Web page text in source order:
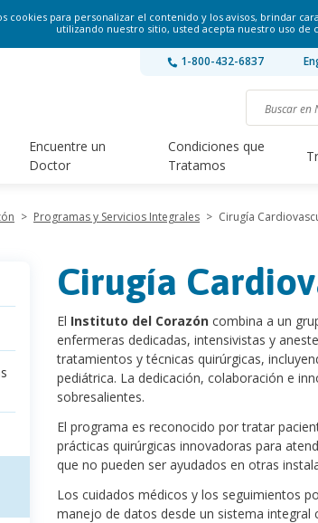
cookies para personalizar el contenido y los avisos, brindar
utilizando nuestro sitio, usted acepta nuestro uso de
1-800-432-6837
Encuentre un
Doctor
Condiciones que
Tratamos
> Programas y Servicios Integrales > Cirugía
Cirugía
El Instituto del Corazóncombina a un
enfermeras dedicadas, intensivistas y
tratamientos y técnicas quirúrgicas,
pediátrica. La dedicación, colaboración e
sobresalientes.
El programa es reconocido por tratar
prácticas quirúrgicas innovadoras para
que no pueden ser ayudados en otras
Los cuidados médicos y los seguimientos
manejo de datos desde un sistema integral